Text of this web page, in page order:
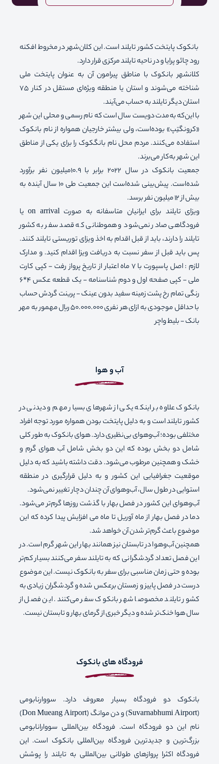
بانکوک پایتخت کشور تایلند است. این کلان‌شهر در مخروط افکنه
رود چائو پرایا و در ناحیه تایلند مرکزی قرار دارد.
کلانشهر بانکوک با مناطق پیرامون آن به عنوان پایتخت ملی
شناخته می‌شوند و استان یا منطقه ویژه‌ای مستقل در کنار 75
استان دیگر تایلند به حساب می‌آیند.
با این‌که به‌مدت دویست سال است که نام رسمی و محلی این شهر
«کرونگتِپ» بوده‌است، ولی بیشتر خارجیان همواره از نام بانکوک
استفاده می‌کنند. مردم محل نام بانگکوک را برای یکی از مناطق
این شهر به‌کار می‌برند.
جمعیت بانکوک در سال 2022 برابر با 10.9میلیون نفر برآورد
شده‌است. پیش‌بینی شده‌است این جمعیت طی 10 سال آینده به
بیش از 12 میلیون نفر برسد.
ویزای تایلند برای ایرانیان متاسفانه به صورت on arrival یا
فرودگاهی صادر نمی‌شود و هموطنانی که قصد سفر به کشور
تایلند را دارند، باید از قبل اقدام به اخذ ویزای توریستی تایلند کنند.
پس باید قبل از سفر نسبت به دریافت ویزا اقدام کنید. و مدارک
لازم : اصل پاسپورت با 7 ماه اعتبار از تاریخ پرواز رفت - کپی کارت
ملی - کپی صفحه اول و دوم شناسنامه - یک قطعه عکس 4*6
رنگی تمام رخ پشت زمینه سفید بدون عینک - پرینت گردش حساب
با حداقل موجودی به ازای هر نفری 50.000.000 ریال مهمور به مهر
بانک - بلیط واچر
آب و هوا
بانکوک علاوه بر اینکه یکی از شهرهای بسیار مهم و دیدنی در
کشور تایلند است و به دلیل پایتخت بودن همواره مورد توجه افراد
مختلفی بوده؛ آب‌وهوای بی‌نظیری دارد. هوای بانکوک به طور کلی
شامل دو بخش بوده که این دو بخش شامل آب هوای گرم و
خشک و همچنین مرطوب می‌شود. دقت داشته باشید که به دلیل
موقعیت جغرافیایی این کشور و به دلیل قرارگیری در منطقه
استوایی در طول سال، آب‌وهوای آن چندان دچار تغییر نمی‌شود.
آب‌وهوای این کشور در فصل بهار با گذشت روزها گرم‌تر می‌شود.
دما در فصل بهار از ماه آوریل تا ماه می افزایش پیدا کرده که این
موضوع باعث گرم‌تر شدن آن خواهد شد.
همچنین آب‌وهوا در تابستان نیز همانند بهار این شهر گرم است. در
این فصل تعداد گردشگرانی که به تایلند سفر می‌کنند بسیار کم‌تر
بوده و حتی زمان مناسبی برای سفر به بانکوک نیست. این موضوع
درست در فصل پاییز و زمستان برعکس شده و گردشگران زیادی به
کشور تایلند مخصوصا شهر بانکوک سفر می‌کنند. این فصل از
سال هوا خنک‌تر شده و دیگر خبری از گرمای بهار و تابستان نیست.
فرودگاه های بانکوک
بانکوک دو فرودگاه بسیار معروف دارد. سووارنابومی
(Suvarnabhumi Airport) و دن موانگ (Don Mueang Airport)
نام این دو فرودگاه است. فرودگاه بین‌المللی سووارانابومی
بزرگ‌ترین و جدیدترین فرودگاه بین‌المللی بانکوک است. این
فرودگاه اکثرا پروازهای طولانی بین‌المللی به تایلند را پوشش